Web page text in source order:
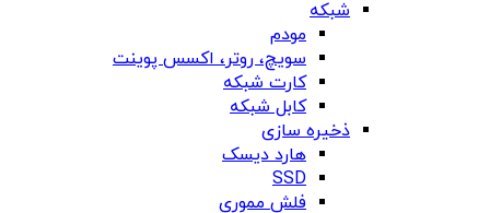
شبکه
مودم
سویچ، روتر، اکسس پوینت
کارت شبکه
کابل شبکه
ذخیره سازی
هارد دیسک
SSD
فلش مموری